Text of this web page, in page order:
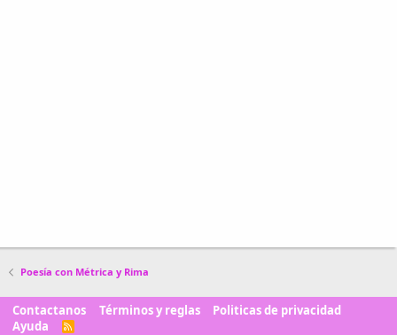
Poesía con Métrica y Rima
Contactanos Términos y reglas
Politicas de privacidad
Ayuda
R